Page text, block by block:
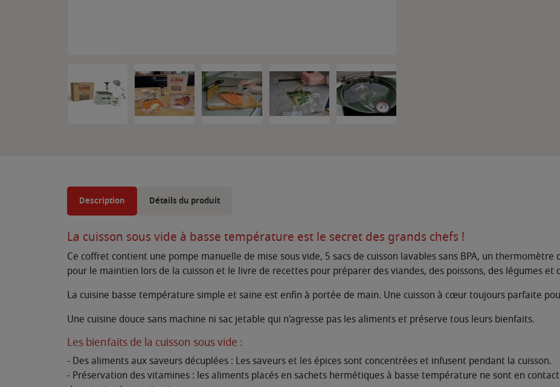
Description Détails du produit
La cuisson sous vide à basse température est le secret des grands chefs !
Ce coffret contient une pompe manuelle de mise sous vide, 5 sacs de cuisson lavables sans BPA, un thermomètre
pour le maintien lors de la cuisson et le livre de recettes pour préparer des viandes, des poissons, des légumes et
La cuisine basse température simple et saine est enfin à portée de main. Une cuisson à cœur toujours parfaite
Une cuisine douce sans machine ni sac jetable qui n'agresse pas les aliments et préserve tous leurs bienfaits.
Les bienfaits de la cuisson sous vide :
- Des aliments aux saveurs décuplées : Les saveurs et les épices sont concentrées et infusent pendant la cuisson.
- Préservation des vitamines : les aliments placés en sachets hermétiques à basse température ne sont en